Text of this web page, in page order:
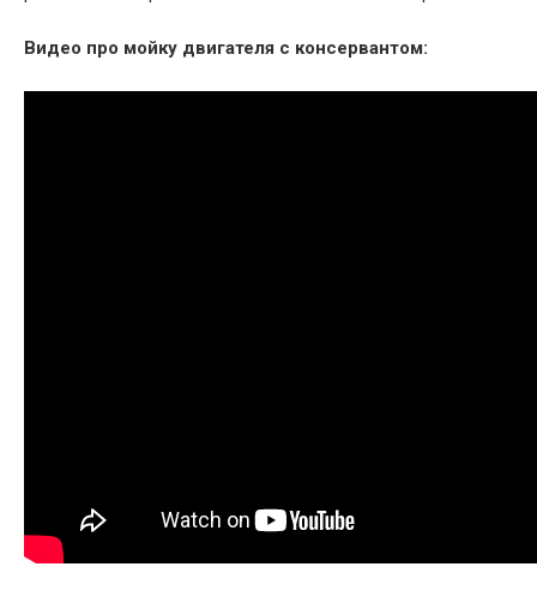
Видео про мойку двигателя с консервантом: